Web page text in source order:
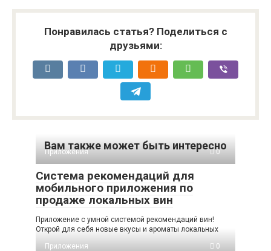
Понравилась статья? Поделиться с
друзьями:
Вам также может быть интересно
Приложения 0
Система рекомендаций для
мобильного приложения по
продаже локальных вин
Приложение с умной системой рекомендаций вин!
Открой для себя новые вкусы и ароматы локальных
Приложения
0